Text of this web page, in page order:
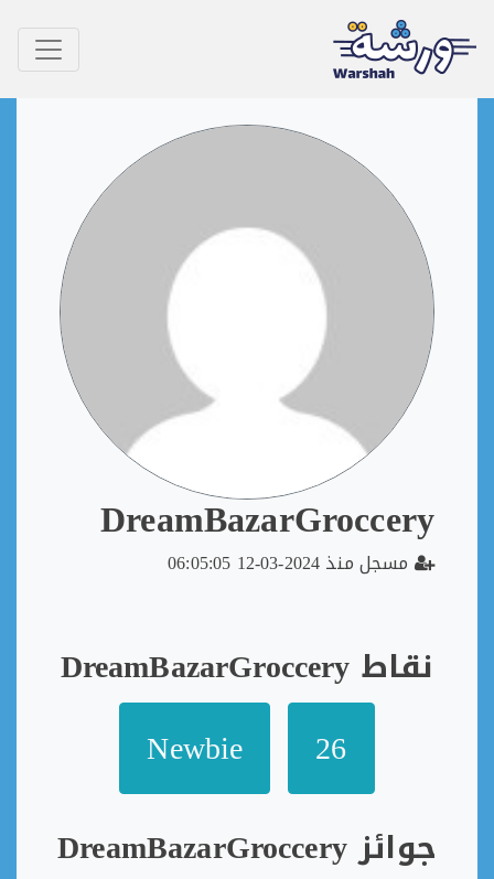
DreamBazarGroccery
مسجل منذ 2024-03-12 06:05:05
نقاط DreamBazarGroccery
Newbie
جوائز DreamBazarGroccery